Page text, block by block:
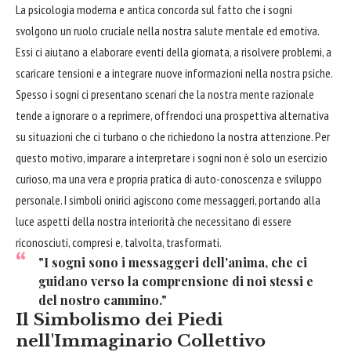
La psicologia moderna e antica concorda sul fatto che i sogni
svolgono un ruolo cruciale nella nostra salute mentale ed emotiva.
Essi ci aiutano a elaborare eventi della giornata, a risolvere problemi, a
scaricare tensioni e a integrare nuove informazioni nella nostra psiche.
Spesso i sogni ci presentano scenari che la nostra mente razionale
tende a ignorare o a reprimere, offrendoci una prospettiva alternativa
su situazioni che ci turbano o che richiedono la nostra attenzione. Per
questo motivo, imparare a interpretare i sogni non è solo un esercizio
curioso, ma una vera e propria pratica di auto-conoscenza e sviluppo
personale. I simboli onirici agiscono come messaggeri, portando alla
luce aspetti della nostra interiorità che necessitano di essere
riconosciuti, compresi e, talvolta, trasformati.
"I sogni sono i messaggeri dell'anima, che ci
guidano verso la comprensione di noi stessi e
del nostro cammino."
Il Simbolismo dei Piedi
nell'Immaginario Collettivo